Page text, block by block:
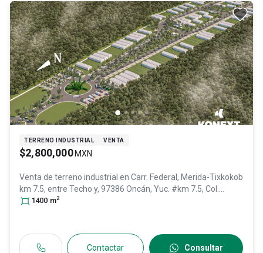
TERRENO INDUSTRIAL VENTA
$2,800,000 MXN
Venta de terreno industrial en Carr. Federal, Merida-Tixkokob
km 7.5, entre Techo y, 97386 Oncán, Yuc. #km 7.5, Col.
Tixpehual,Tixpéhual
1400 m2
Contactar Consultar